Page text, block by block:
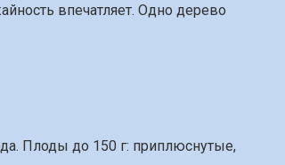
впечатляет. Одно дерево
Плоды до 150 г: приплюснутые,